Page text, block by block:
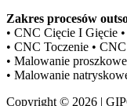
Zakres procesów
• CNC Cięcie I Gięcie
• CNC Toczenie •
• Malowanie proszkowe
• Malowanie
Copyright © 2026 |